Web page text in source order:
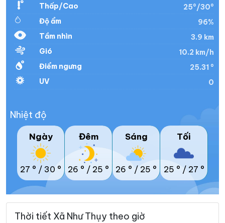
Thấp/Cao
25°/30°
Độ ẩm
96%
Tầm nhìn
3.9 km
Gió
10.2 km/h
Điểm ngưng
25.31 °
UV
0
Nhiệt độ
Ngày
27 ° / 30 °
Đêm
26 ° / 25 °
Sáng
26 ° / 25 °
Tối
25 ° / 27 °
Thời tiết Xã Như Thụy theo giờ